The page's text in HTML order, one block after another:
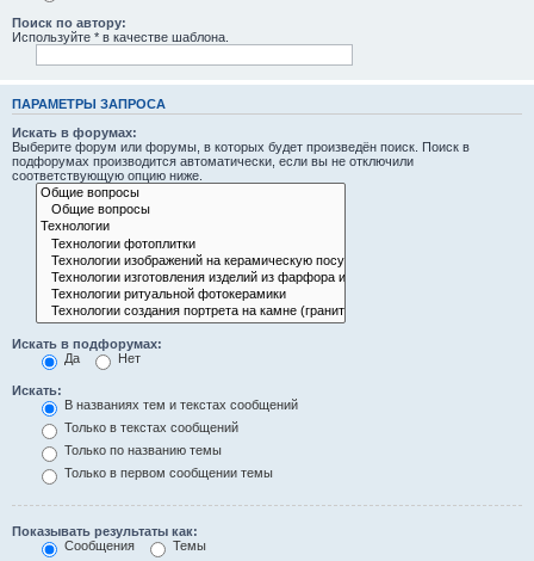
Поиск по автору:
Используйте * в качестве шаблона.
ПАРАМЕТРЫ ЗАПРОСА
Искать в форумах:
Выберите форум или форумы, в которых будет произведён поиск. Поиск в
подфорумах производится автоматически, если вы не отключили
соответствующую опцию ниже.
Искать в подфорумах:
Да
Нет
Искать:
В названиях тем и текстах сообщений
Только в текстах сообщений
Только по названию темы
Только в первом сообщении темы
Показывать результаты как:
Сообщения
Темы